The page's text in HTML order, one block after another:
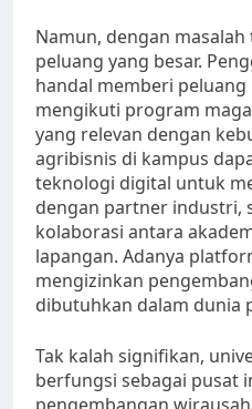
Namun, dengan
peluang yang besar.
handal memberi
mengikuti program
yang relevan dengan
agribisnis di kampus
teknologi digital untuk
dengan partner industri,
kolaborasi antara
lapangan. Adanya
mengizinkan
dibutuhkan dalam dunia
Tak kalah signifikan,
berfungsi sebagai pusat